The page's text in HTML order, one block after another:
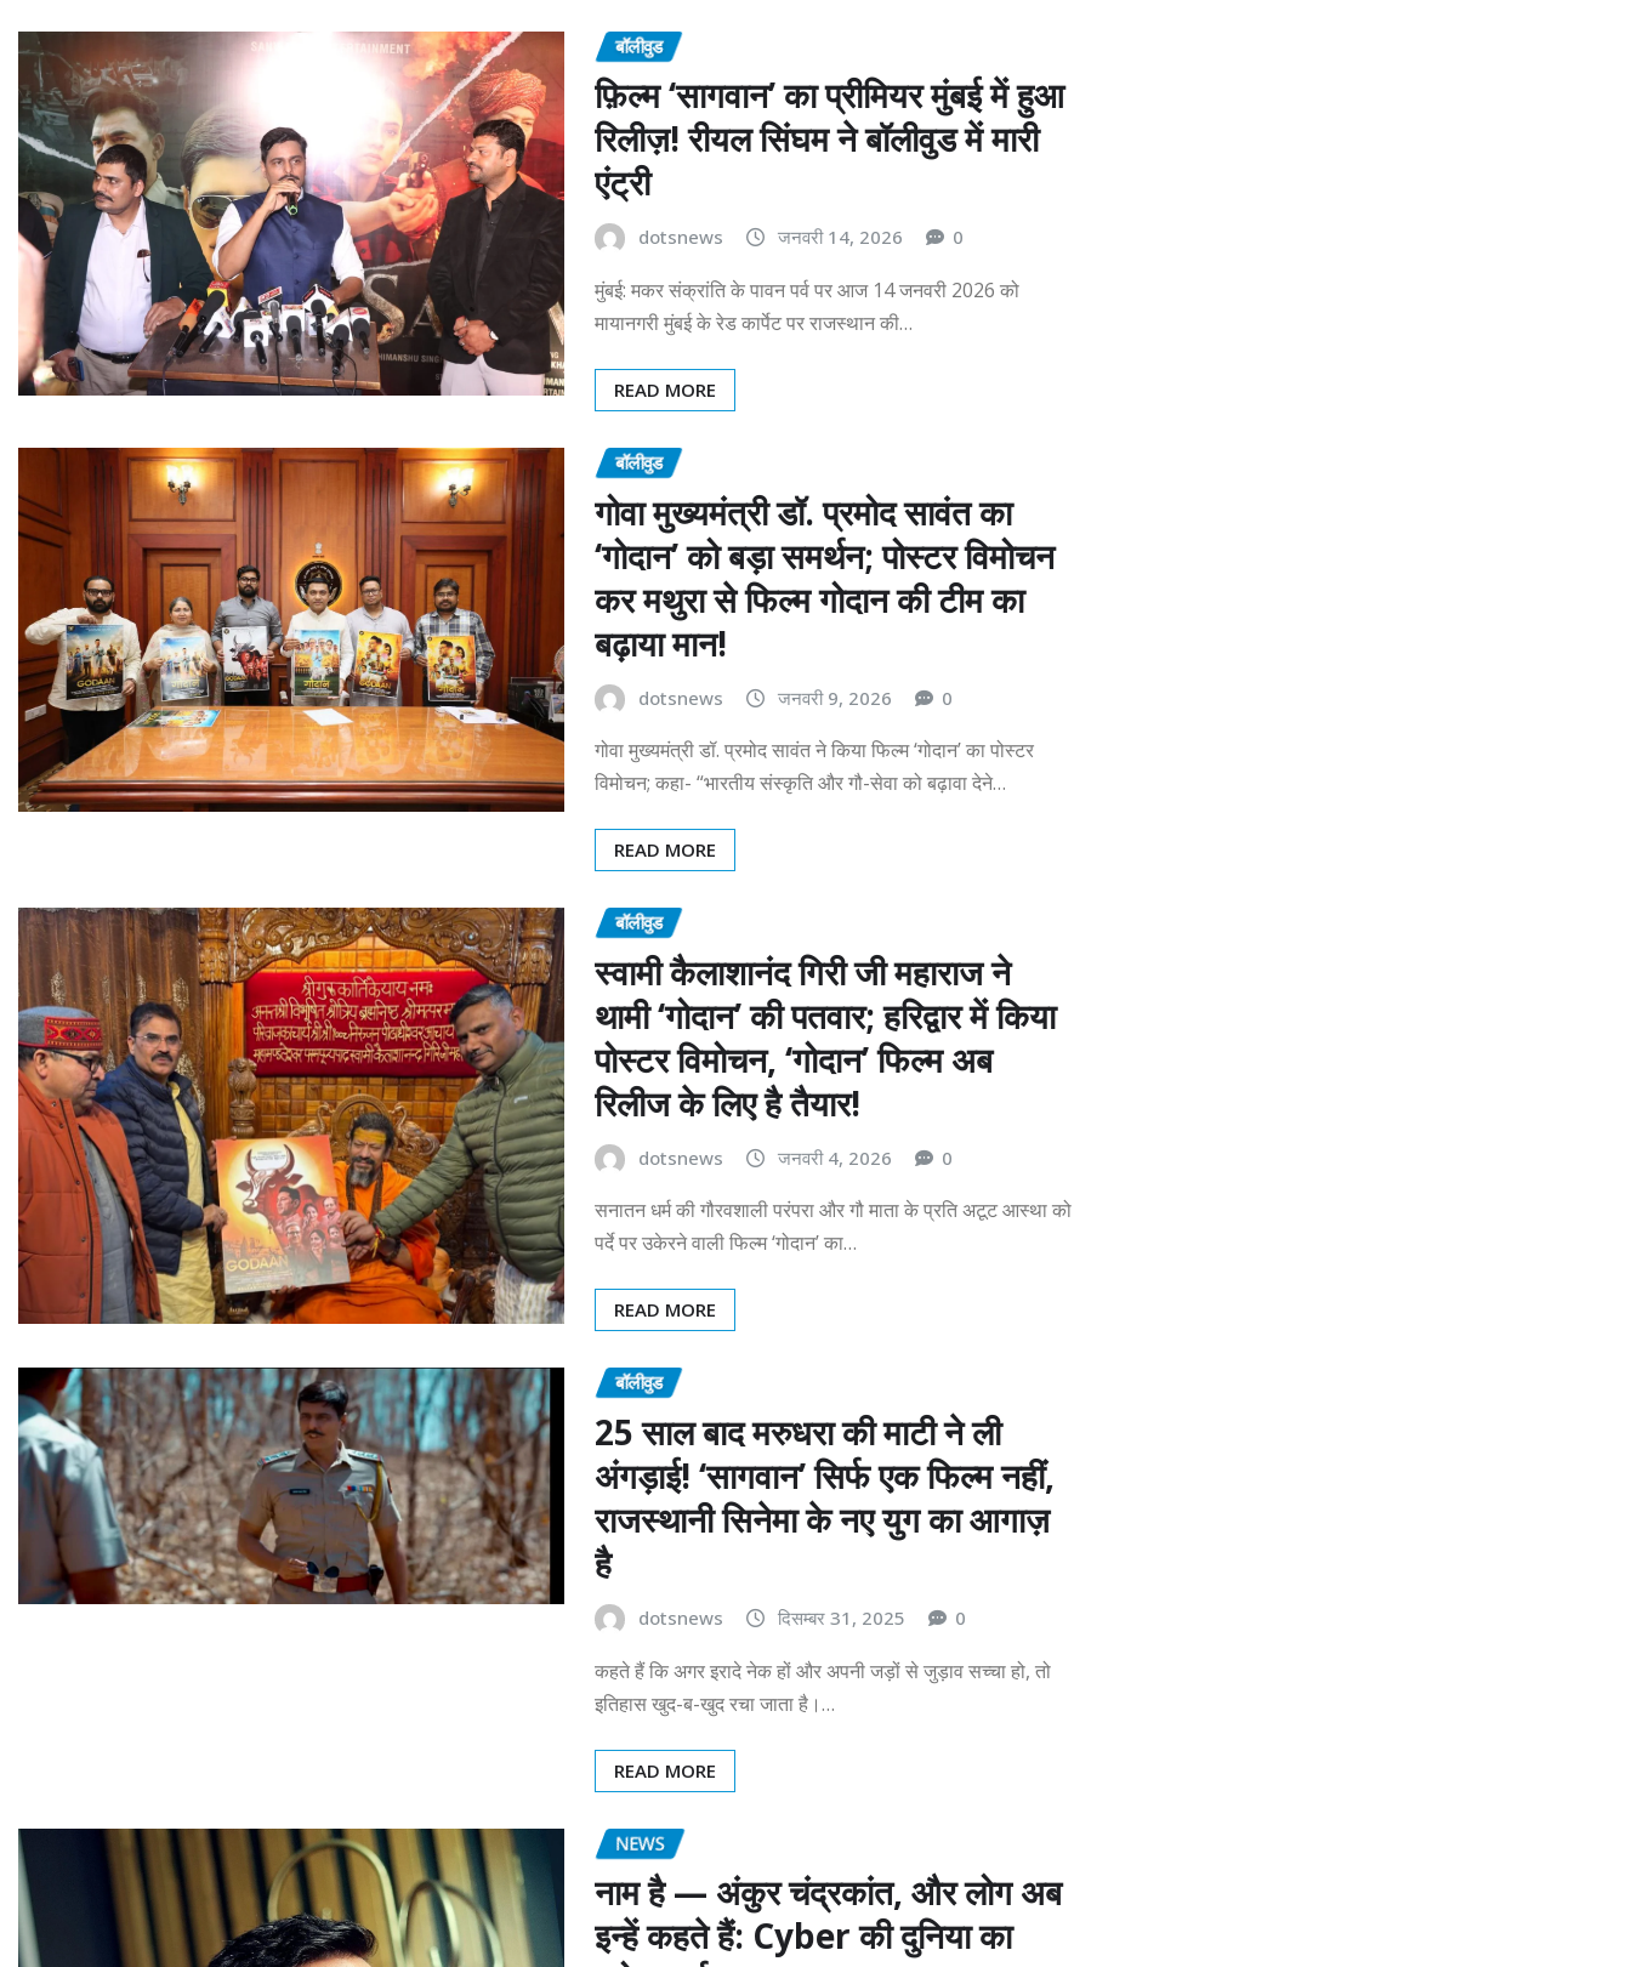
बॉलीवुड
फ़िल्म ‘सागवान’ का प्रीमियर मुंबई में हुआ
रिलीज़! रीयल सिंघम ने बॉलीवुड में मारी
एंट्री
dotsnews जनवरी 14, 2026 0
मुंबई: मकर संक्रांति के पावन पर्व पर आज 14 जनवरी 2026 को
मायानगरी मुंबई के रेड कार्पेट पर राजस्थान की…
READ MORE
बॉलीवुड
गोवा मुख्यमंत्री डॉ. प्रमोद सावंत का
‘गोदान’ को बड़ा समर्थन; पोस्टर विमोचन
कर मथुरा से फिल्म गोदान की टीम का
बढ़ाया मान!
dotsnews जनवरी 9, 2026 0
गोवा मुख्यमंत्री डॉ. प्रमोद सावंत ने किया फिल्म ‘गोदान’ का पोस्टर
विमोचन; कहा- “भारतीय संस्कृति और गौ-सेवा को बढ़ावा देने…
READ MORE
बॉलीवुड
स्वामी कैलाशानंद गिरी जी महाराज ने
थामी ‘गोदान’ की पतवार; हरिद्वार में किया
पोस्टर विमोचन, ‘गोदान’ फिल्म अब
रिलीज के लिए है तैयार!
dotsnews जनवरी 4, 2026 0
सनातन धर्म की गौरवशाली परंपरा और गौ माता के प्रति अटूट आस्था को
पर्दे पर उकेरने वाली फिल्म ‘गोदान’ का…
READ MORE
बॉलीवुड
25 साल बाद मरुधरा की माटी ने ली
अंगड़ाई! ‘सागवान’ सिर्फ एक फिल्म नहीं,
राजस्थानी सिनेमा के नए युग का आगाज़
है
dotsnews दिसम्बर 31, 2025 0
कहते हैं कि अगर इरादे नेक हों और अपनी जड़ों से जुड़ाव सच्चा हो, तो
इतिहास खुद-ब-खुद रचा जाता है।…
READ MORE
NEWS
नाम है — अंकुर चंद्रकांत, और लोग अब
इन्हें कहते हैं: Cyber की दुनिया का